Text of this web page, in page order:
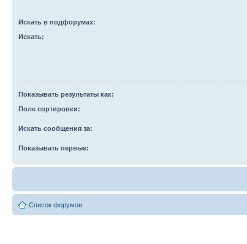
Искать в подфорумах:
Искать:
Показывать результаты как:
Поле сортировки:
Искать сообщения за:
Показывать первые:
Список форумов